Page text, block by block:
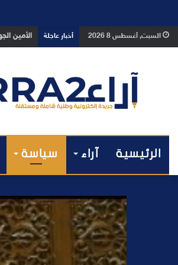
السبت, أغسطس 8 2026 أخبار عاجلة بعد
الرئيسية آراء سياسة